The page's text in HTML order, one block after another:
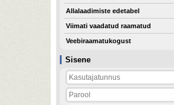
Sisene
Allalaadimiste edetabel
Viimati vaadatud raamatud
Veebiraamatukogust